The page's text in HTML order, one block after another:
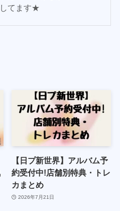
てます★
【日プ新世界】アルバム予
約受付中!店舗別特典・トレ
カまとめ
2026年7月21日